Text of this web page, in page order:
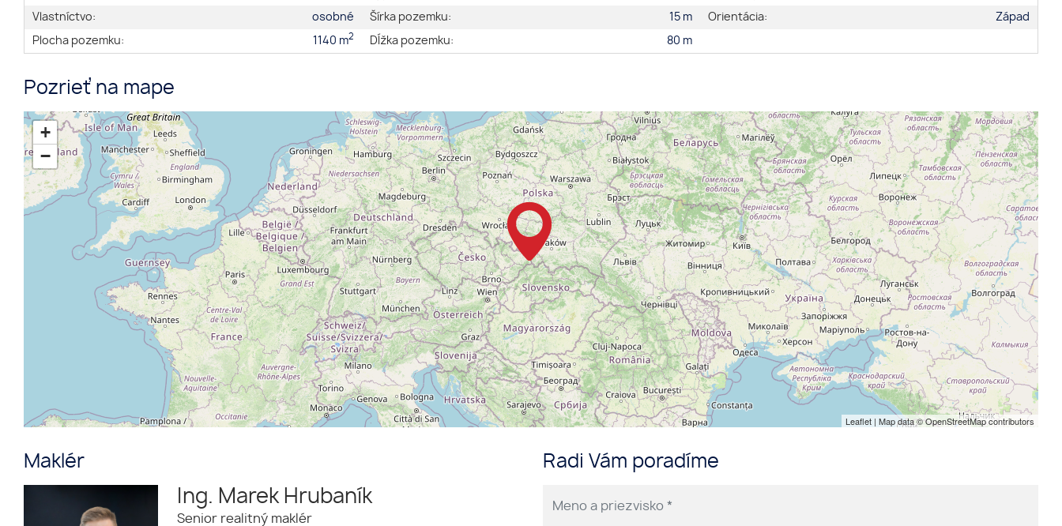
Vlastníctvo:
osobné
Plocha pozemku:
1140 m2
Šírka pozemku:
15 m
Dĺžka pozemku:
80 m
Orientácia: Západ
Pozrieť na mape
+
−
Leaflet | Map data ©OpenStreetMapcontributors
Maklér
Ing. Marek Hrubaník
Senior realitný maklér
Radi Vám poradíme